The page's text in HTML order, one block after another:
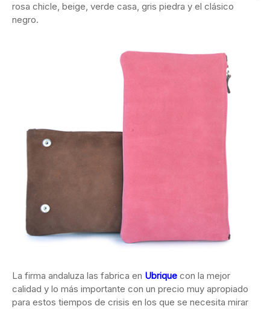
rosa chicle, beige, verde casa, gris piedra y el clásico
negro.
La firma andaluza las fabrica en Ubrique con la mejor
calidad y lo más importante con un precio muy apropiado
para estos tiempos de crisis en los que se necesita mirar